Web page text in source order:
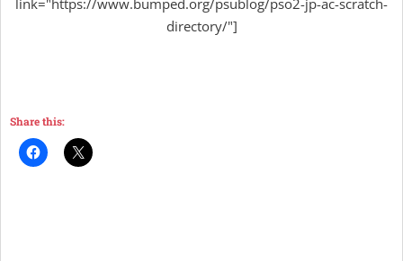
link="https://www.bumped.org/psublog/pso2-jp-ac-scratch-
directory/"]
Share this: